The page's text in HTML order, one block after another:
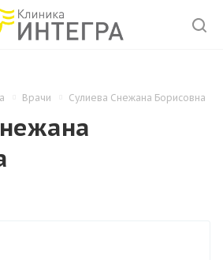
Врачи Сулиева Снежана Борисовна